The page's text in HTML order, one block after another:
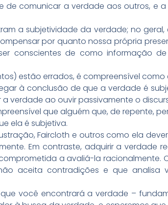
de comunicar a verdade aos outros, e
a subjetividade da verdade; no geral,
por quanto nossa própria
conscientes de como informação
estão errados, é compreensível
à conclusão de que a verdade é
verdade ao ouvir passivamente o
que alguém que, de repente,
ela é subjetiva.
Faircloth e outros como ela
Em contraste, adquirir a verdade
a avaliá-la racionalmente.
aceita contradições e que analisa
você encontrará a verdade –